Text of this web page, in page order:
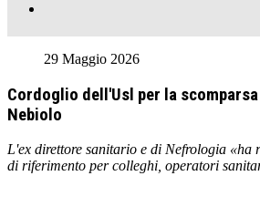
29 Maggio 2026
Cordoglio dell'Usl per la
Nebiolo
L'ex direttore sanitario e di Nefrologia «ha
di riferimento per colleghi, operatori